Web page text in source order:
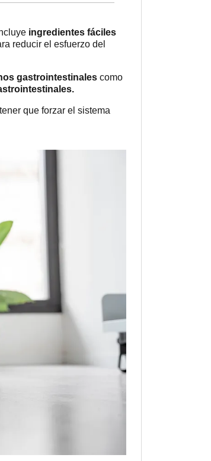
ingredientes fáciles
reducir el esfuerzo del
gastrointestinales como
que forzar el sistema